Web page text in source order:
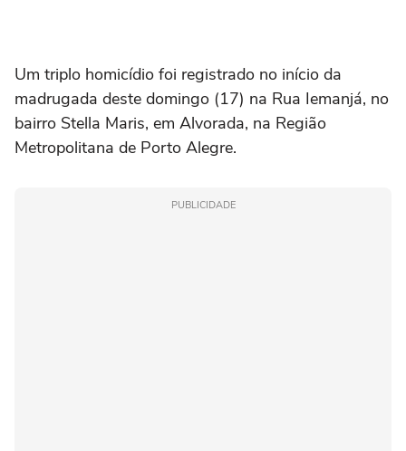
Um triplo homicídio foi registrado no início da
madrugada deste domingo (17) na Rua Iemanjá, no
bairro Stella Maris, em Alvorada, na Região
Metropolitana de Porto Alegre.
PUBLICIDADE